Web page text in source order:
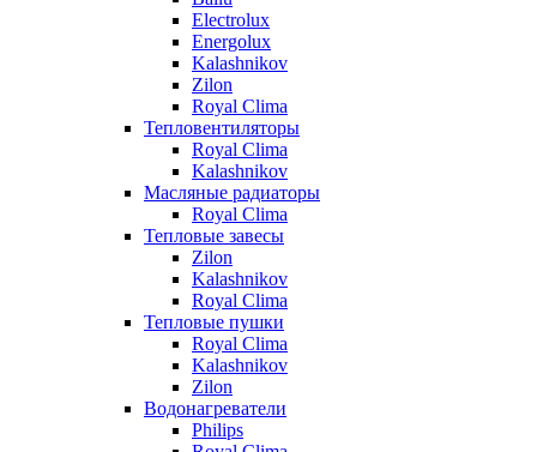
Electrolux
Energolux
Kalashnikov
Zilon
Royal Clima
Тепловентиляторы
Royal Clima
Kalashnikov
Масляные радиаторы
Royal Clima
Тепловые завесы
Zilon
Kalashnikov
Royal Clima
Тепловые пушки
Royal Clima
Kalashnikov
Zilon
Водонагреватели
Philips